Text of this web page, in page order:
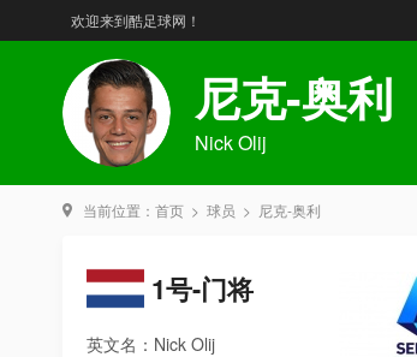
欢迎来到酷足球网！
尼克-奥利
Nick Olij
当前位置： 首页 > 球员 > 尼克-奥利
1号-门将
英文名：Nick Olij